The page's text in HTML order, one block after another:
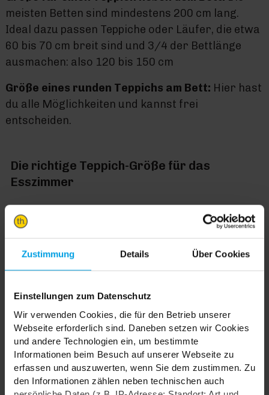
Zustimmung Details Über Cookies
Einstellungen zum Datenschutz
Wir verwenden Cookies, die für den Betrieb unserer
Webseite erforderlich sind. Daneben setzen wir Cookies
und andere Technologien ein, um bestimmte
Informationen beim Besuch auf unserer Webseite zu
erfassen und auszuwerten, wenn Sie dem zustimmen. Zu
den Informationen zählen neben technischen auch
meisten Betten sind mindestens 200 cm lang.
Ideal dazu passen Teppiche oder Läufer, die etwa
60 bis 70 cm breit sind und 3/4 der Bettlänge
ausmachen: also 120 bis 150 cm
Größe eines runden Teppichs am Bett: Hier hast
du alle Möglichkeiten und kannst frei
entscheiden.
Die richtige Teppich-Größe für das
Esszimmer
Wenn du einen Teppich unter deinen Esstisch
legen möchtest, sollte der Teppich 60 cm über
einen an den Esstisch geschobenen Stuhl
herausragen – unabhängig davon, ob runder
du, dass die Stuhlbeine sich beim Anschieben
des Stuhls hinter dem Teppich verfangen.